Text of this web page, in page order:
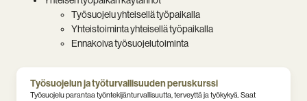
Työsuojelu yhteisellä työpaikalla
Yhteistoiminta yhteisellä työpaikalla
Ennakoiva työsuojelutoiminta
Työsuojelun ja työturvallisuuden peruskurssi
Työsuojelu parantaa työntekijänturvallisuutta, terveyttä ja työkykyä. Saat